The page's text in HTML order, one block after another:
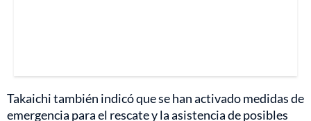
Takaichi también indicó que se han activado medidas de
emergencia para el rescate y la asistencia de posibles